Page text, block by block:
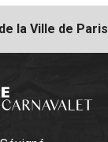
de la Ville de Paris